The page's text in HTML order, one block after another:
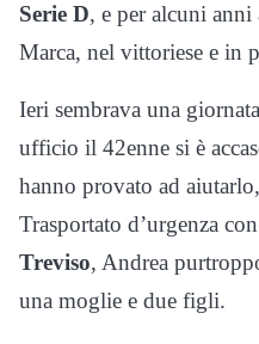
Serie D, e per alcuni anni
Marca, nel vittoriese e in
Ieri sembrava una
ufficio il 42enne si è
hanno provato ad
Trasportato d’urgenza
Treviso, Andrea
una moglie e due figli.